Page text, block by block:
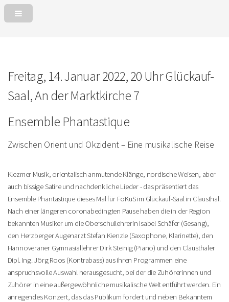
Freitag, 14. Januar 2022, 20 UhrGlückauf-
Saal, An der Marktkirche 7
Ensemble Phantastique
Zwischen Orient und Okzident – Eine musikalische Reise
Klezmer Musik, orientalisch anmutende Klänge, nordische Weisen, aber
auch bissige Satire und nachdenkliche Lieder - das präsentiert das
Ensemble Phantastique dieses Mal für FoKuS im Glückauf-Saal in Clausthal.
Nach einer längeren coronabedingten Pause haben die in der Region
bekannten Musiker um die Oberschullehrerin Isabel Schäfer (Gesang),
den Herzberger Augenarzt Stefan Kienzle (Saxophone, Klarinette), den
Hannoveraner Gymnasiallehrer Dirk Steinig (Piano) und den Clausthaler
Dipl. Ing. Jörg Roos (Kontrabass) aus ihren Programmen eine
anspruchsvolle Auswahl herausgesucht, bei der die Zuhörerinnen und
Zuhörer in eine außergewöhnliche musikalische Welt entführt werden. Ein
anregendes Konzert, das das Publikum fordert und neben Bekanntem